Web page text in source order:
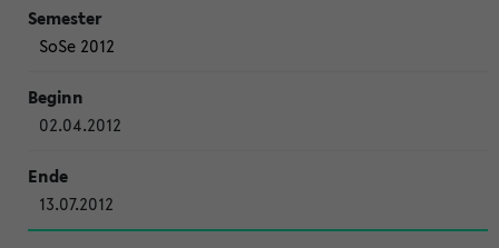
SoSe 2012
02.04.2012
13.07.2012